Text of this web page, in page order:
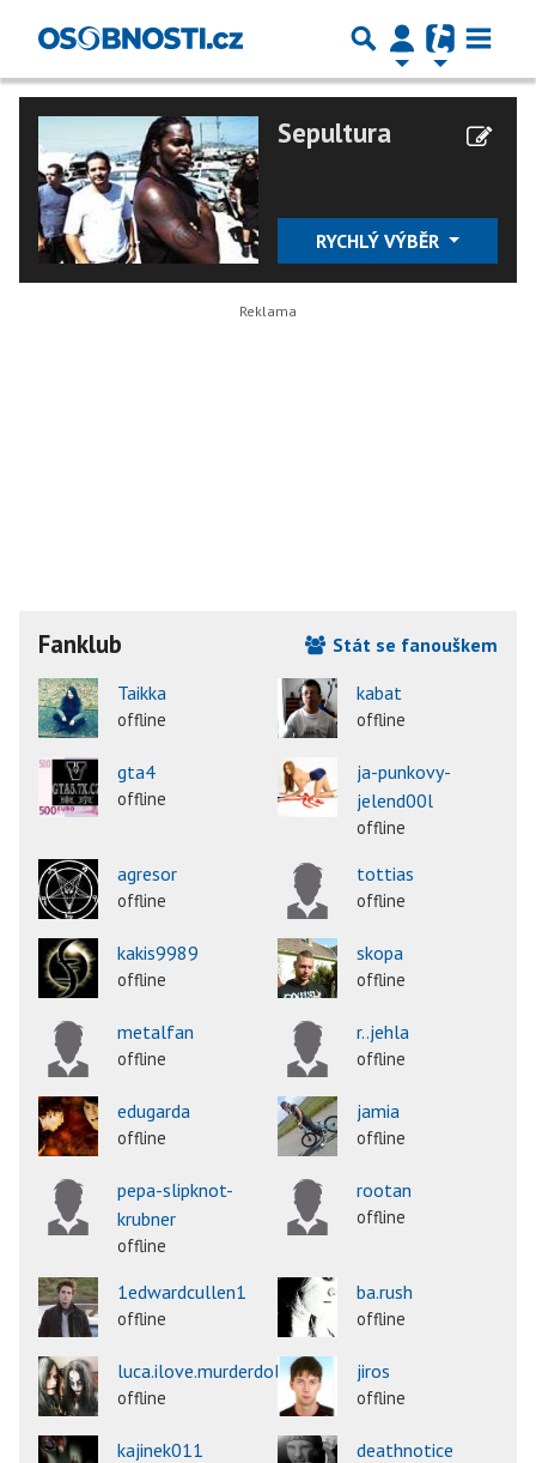
Sepultura
RYCHLÝ VÝBĚR
Fanklub
Stát se fanouškem
Taikka
offline
kabat
offline
gta4
offline
ja-punkovy-
jelend00l
offline
agresor
offline
tottias
offline
kakis9989
offline
skopa
offline
metalfan
offline
r..jehla
offline
edugarda
offline
jamia
offline
pepa-slipknot-
krubner
offline
rootan
offline
1edwardcullen1
offline
ba.rush
offline
luca.ilove.murderdolls
offline
jiros
offline
kajinek011 deathnotice